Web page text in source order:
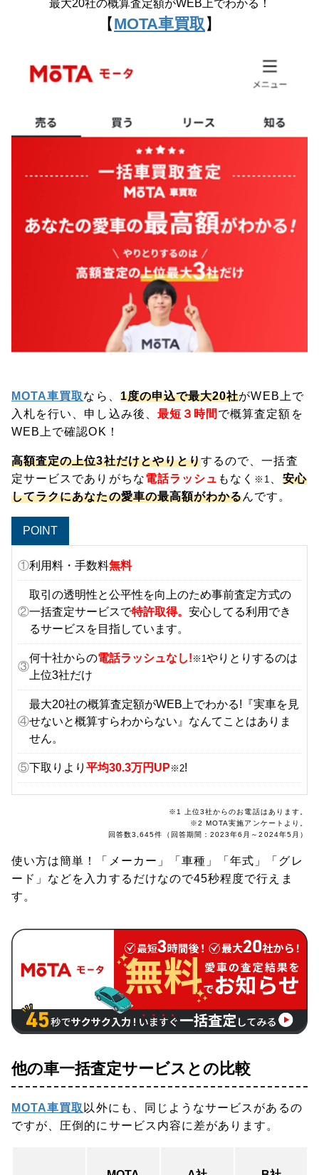
最大20社の概算査定額がWEB上でわかる！
【 MOTA車買取 】
MOTA車買取なら、 1度の申込で最大20社がWEB上で
入札を行い、申し込み後、 最短３時間 で概算査定額を
WEB上で確認OK！
高額査定の上位3社だけとやりとりするので、一括査
定サービスでありがちな電話ラッシュ もなく ※1
安心
してラクにあなたの愛車の最高額がわかるんです。
POINT
①利用料・手数料無料
②
取引の透明性と公平性を向上のため事前査定方式の
一括査定サービスで特許取得。 安心してる利用でき
るサービスを目指しています。
③
何十社からの電話ラッシュなし! ※1やりとりするのは
上位3社だけ
④
最大20社の概算査定額がWEB上でわかる!『実車を見
せないと概算すらわからない』なんてことはありま
せん。
⑤下取りより 平均30.3万円UP ※2!
※1 上位3社からのお電話はあります。
※2 MOTA実施アンケートより。
回答数3,645件（回答期間：2023年6月～2024年5月）
使い方は簡単！「メーカー」「車種」「年式」「グレ
ード」などを入力するだけなので45秒程度で行えま
す。
他の車一括査定サービスとの比較
MOTA車買取 以外にも、同じようなサービスがあるの
ですが、圧倒的にサービス内容に差があります。